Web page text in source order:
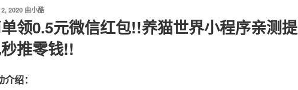
2020 由小酷
领0.5元微信红包!!养猫世界小程序亲测提
推零钱!!
绍：